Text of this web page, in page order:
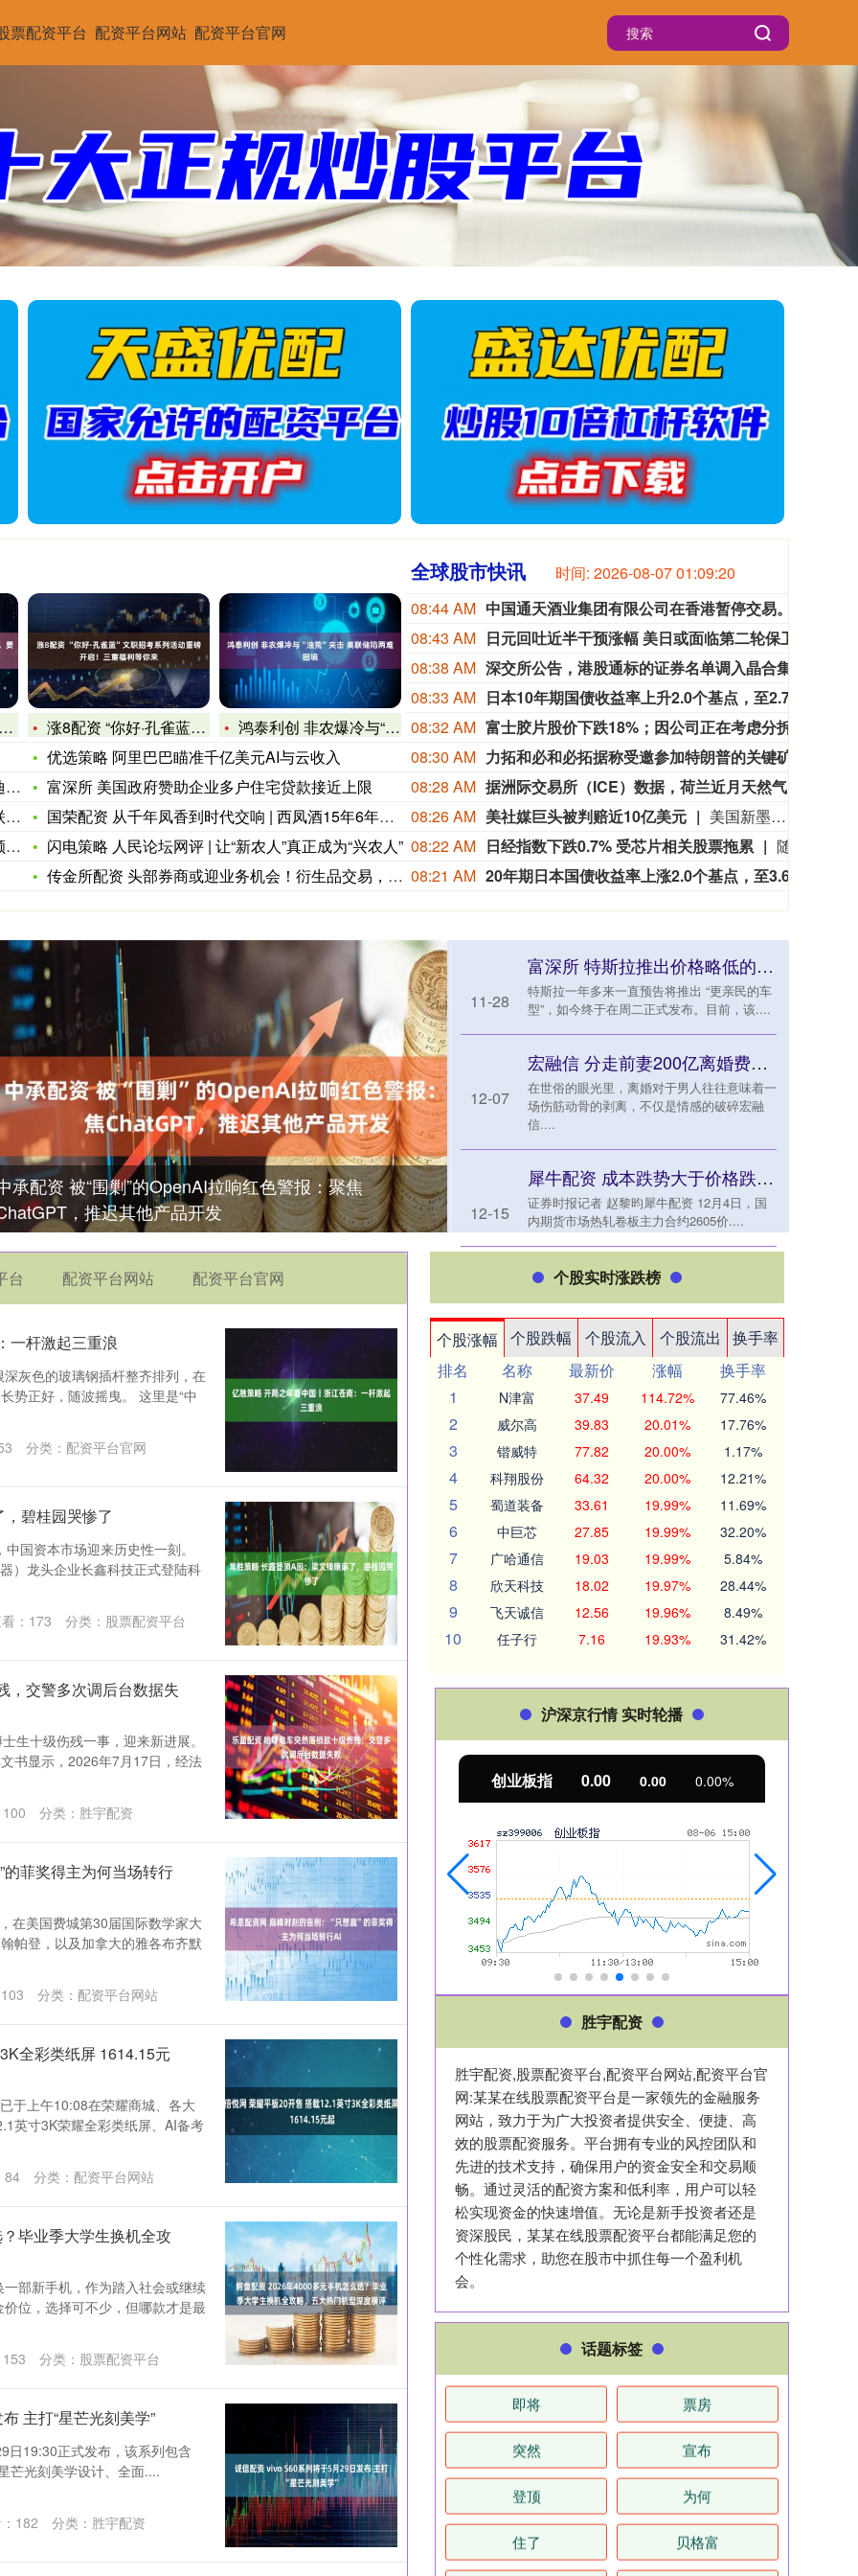
票配资平台 配资平台网站 配资平台官网
涨8配资 “你好·孔雀蓝”文职招考系列活动重磅开启！三重福利
鸿泰利创 非农爆冷与“油荒”夹击 美联储陷两难困境
优选策略 阿里巴巴瞄准千亿美元AI与云收入
富深所 美国政府赞助企业多户住宅贷款接近上限
国荣配资 从千年凤香到时代交响 | 西凤酒15年6年品牌荣获
闪电策略 人民论坛网评 | 让“新农人”真正成为“兴农人”
传金所配资 头部券商或迎业务机会！衍生品交易，监管三次征求意
全球股市快讯 时间: 2026-08-07 01:09:22
08:44 AM 中国通天酒业集团有限公司在香港暂停交易。
08:43 AM
08:38 AM
08:33 AM
08:32 AM
08:30 AM
08:28 AM
据洲际交易所（ICE）数据，荷兰近月天然气合约价格上涨5%，至每兆瓦时58.57欧元。
08:26 AM 美社媒巨头被判赔近10亿美元
美国新墨西哥州第一司法区法院当地时间8月6日作出裁决，社交媒体“脸书（Facebook）”、“照片墙（Instagram）”的母公司美国“元”公司应向该州一项基金支付5.67 亿美元，用于应对青少年因使用其产品而面临的心理健康问题。 这一裁决源于今年早些时候的一场审判。在那次审判中，新墨西哥州陪审团认定“元”公司需就涉嫌导致青少年心理健康问题及利用其产品进行性剥削的行为，承担3.75亿美元的罚款。这5.67亿美元是在3.75亿美元罚款基础上追加的补救金，二者叠加达9.42亿美元。 此外，根据新的裁决，“元”公司还被要求实施一系列青少年安全措施，包括对青少年使用 Facebook 和 Instagram 设置月度时长限制、限制通知推送、加强对成年人与未成年人联系的管控、为AI 聊天机器人增设安全防护，以及强化对儿童性虐待报告的审查。 “元”公司表示将对这一裁决提出上诉，并称公司一直在努力识别并清除平台上的有害内容。 （CCTV国际时讯）
08:22 AM 日经指数下跌0.7% 受芯片相关股票拖累
08:21 AM
承配资 被“围剿”的OpenAI拉响红色警报：聚焦
，推迟其他产品开发
富深所 特斯拉推出价格略低的Model 3与Model Y“标准版”车型
特斯拉一年多来一直预告将推出 “更亲民的车
型”，如今终于在周二正式发布。目前，该....
11-28
宏融信 分走前妻200亿离婚费，购豪宅、娶空姐，年收租4200万
在世俗的眼光里，离婚对于男人往往意味着一
场伤筋动骨的剥离，不仅是情感的破碎宏融
信....
12-07
犀牛配资 成本跌势大于价格跌势 热轧钢厂盈利整体好转
证券时报记者 赵黎昀犀牛配资 12月4日，国
内期货市场热轧卷板主力合约2605价....
12-15
台 配资平台网站 配资平台官网
一杆激起三重浪
灰色的玻璃钢插杆整齐排列，在
势正好，随波摇曳。 这里是“中
分类： 配资平台官网
碧桂园哭惨了
国资本市场迎来历史性一刻。
）龙头企业长鑫科技正式登陆科
： 173 分类： 股票配资平台
，交警多次调后台数据失
生十级伤残一事，迎来新进展。
书显示，2026年7月17日，经法
100 分类： 胜宇配资
的菲奖得主为何当场转行
在美国费城第30届国际数学家大
帕登，以及加拿大的雅各布齐默
103 分类： 配资平台网站
全彩类纸屏 1614.15元
于上午10:08在荣耀商城、各大
英寸3K荣耀全彩类纸屏、AI备考
84 分类： 配资平台网站
毕业季大学生换机全攻
部新手机，作为踏入社会或继续
位，选择可不少，但哪款才是最
153 分类： 股票配资平台
主打“星芒光刻美学”
日19:30正式发布，该系列包含
芒光刻美学设计、全面....
182 分类： 胜宇配资
个股实时涨跌榜
个股涨幅 个股跌幅 个股流入 个股流出
换手率
排名
名称 最新价 涨幅
换手率
1
N津富 37.49 114.72% 77.46%
2 威尔高 39.83 20.01% 17.76%
3 锴威特 77.82 20.00% 1.17%
4 科翔股份 64.32 20.00% 12.21%
5 蜀道装备 33.61 19.99% 11.69%
6 中巨芯 27.85 19.99% 32.20%
7 广哈通信 19.03 19.99% 5.84%
8 欣天科技 18.02 19.97% 28.44%
9 飞天诚信 12.56 19.96% 8.49%
10 任子行 7.16 19.93% 31.42%
沪深京行情 实时轮播
0.00 0.00 0.00% 基金指数 7229.80 0.00 0.00%
胜宇配资
胜宇配资,股票配资平台,配资平台网站,配资平台官
网:某某在线股票配资平台是一家领先的金融服务
网站，致力于为广大投资者提供安全、便捷、高
效的股票配资服务。平台拥有专业的风控团队和
先进的技术支持，确保用户的资金安全和交易顺
畅。通过灵活的配资方案和低利率，用户可以轻
松实现资金的快速增值。无论是新手投资者还是
资深股民，某某在线股票配资平台都能满足您的
个性化需求，助您在股市中抓住每一个盈利机
会。
话题标签
即将 票房
突然 宣布
登顶 为何
住了 贝格富